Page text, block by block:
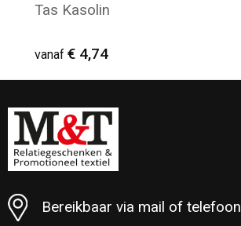
Tas Kasolin
vanaf € 4,74
Minimale afname: 17
Bereikbaar via mail of telefoon